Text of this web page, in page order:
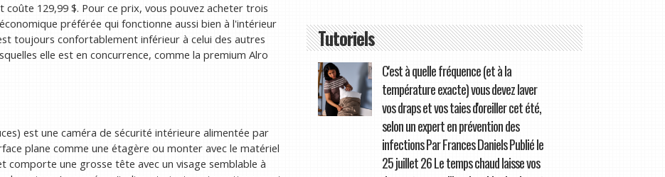
129,99 $. Pour ce prix, vous pouvez acheter trois
préférée qui fonctionne aussi bien à l'intérieur
toujours confortablement inférieur à celui des autres
elle est en concurrence, comme la premium Alro
est une caméra de sécurité intérieure alimentée par
plane comme une étagère ou monter avec le matériel
comporte une grosse tête avec un visage semblable à
Tutoriels
C'est à quelle fréquence (et à la
température exacte) vous devez laver
vos draps et vos taies d'oreiller cet été,
selon un expert en prévention des
infections Par Frances Daniels Publié le
25 juillet 26 Le temps chaud laisse vos